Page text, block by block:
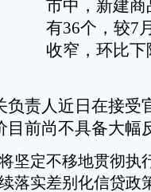
市中，新建
有36个，较7
收窄，环比
责人近日在接受
前尚不具备大幅
定不移地贯彻执
落实差别化信贷政